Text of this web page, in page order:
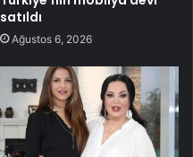
satıldı
Ağustos 6, 2026